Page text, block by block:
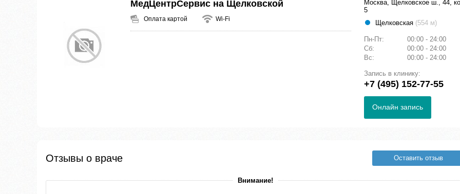
МедЦентрСервис на Щелковской
Оплата картой Wi-Fi
Москва, Щелковское ш., 44,
5
Щелковская (554 м)
Пн-Пт:
00:00 - 24:00
Сб:
00:00 - 24:00
Вс:
00:00 - 24:00
Запись в клинику:
+7 (495) 152-77-55
Онлайн запись
Отзывы о враче Оставить отзыв
Внимание!